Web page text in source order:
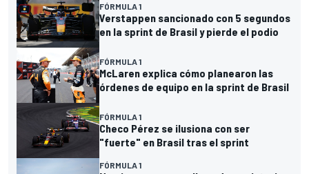
FÓRMULA 1
Verstappen sancionado con 5 segundos
en la sprint de Brasil y pierde el podio
FÓRMULA 1
McLaren explica cómo planearon las
órdenes de equipo en la sprint de Brasil
FÓRMULA 1
Checo Pérez se ilusiona con ser
"fuerte" en Brasil tras el sprint
FÓRMULA 1